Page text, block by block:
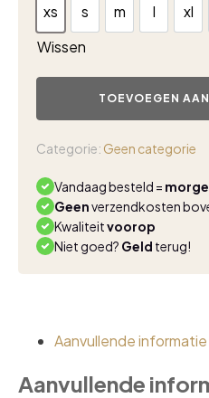
xs
xs
s
s
m
m
l
l
xl
xl
Wissen
Mi
drie
mouw
latte
jeans
aantal
TOEVOEGEN
Categorie: Geen categorie
Vandaag besteld =
Geenverzendkosten
Kwaliteitvoorop
Niet goed? Geld terug!
Aanvullende informatie
Aanvullende